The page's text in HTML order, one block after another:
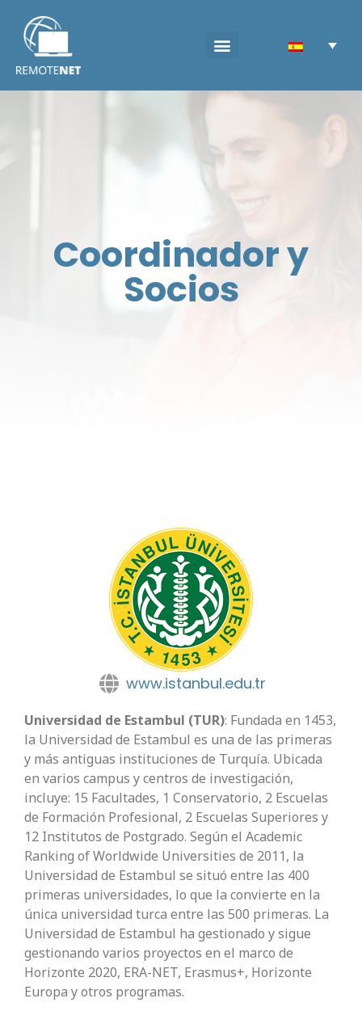
Coordinador y
Socios
www.istanbul.edu.tr
Universidad de Estambul (TUR): Fundada en 1453,
la Universidad de Estambul es una de las primeras
y más antiguas instituciones de Turquía. Ubicada
en varios campus y centros de investigación,
incluye: 15 Facultades, 1 Conservatorio, 2 Escuelas
de Formación Profesional, 2 Escuelas Superiores y
12 Institutos de Postgrado. Según el Academic
Ranking of Worldwide Universities de 2011, la
Universidad de Estambul se situó entre las 400
primeras universidades, lo que la convierte en la
única universidad turca entre las 500 primeras. La
Universidad de Estambul ha gestionado y sigue
gestionando varios proyectos en el marco de
Horizonte 2020, ERA-NET, Erasmus+, Horizonte
Europa y otros programas.